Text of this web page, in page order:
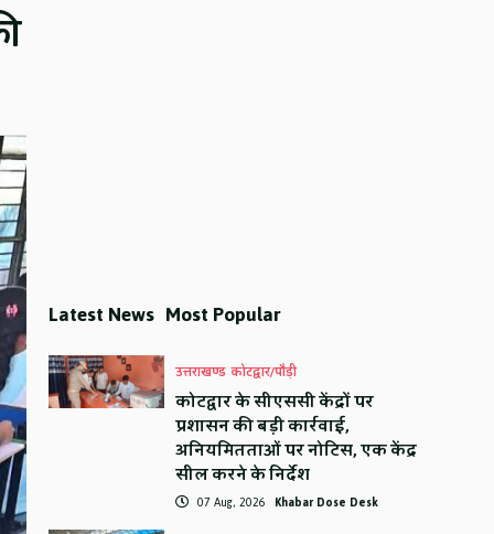
Latest News Most Popular
उत्तराखण्ड कोटद्वार/पौड़ी
कोटद्वार के सीएससी केंद्रों पर
प्रशासन की बड़ी कार्रवाई,
अनियमितताओं पर नोटिस, एक केंद्र
सील करने के निर्देश
07 Aug, 2026 Khabar Dose Desk